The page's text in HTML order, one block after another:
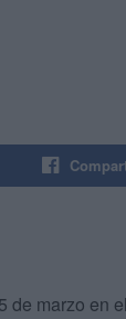
marzo en